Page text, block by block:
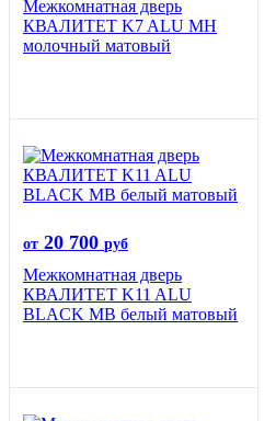
Межкомнатная дверь
КВАЛИТЕТ K7 ALU MH
молочный матовый
от 20 700 руб
Межкомнатная дверь
КВАЛИТЕТ K11 ALU
BLACK MB белый матовый